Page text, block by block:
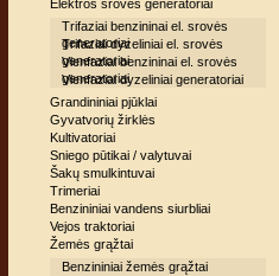
Elektros srovės generatoriai
Trifaziai benzininai el. srovės
generatoriai
Trifaziai dyzeliniai el. srovės
generatoriai
Vienfaziai benzininai el. srovės
generatoriai
Vienfaziai dyzeliniai generatoriai
Grandininiai pjūklai
Gyvatvorių žirklės
Kultivatoriai
Sniego pūtikai / valytuvai
Šakų smulkintuvai
Trimeriai
Benzininiai vandens siurbliai
Vejos traktoriai
Žemės grąžtai
Benzininiai žemės grąžtai